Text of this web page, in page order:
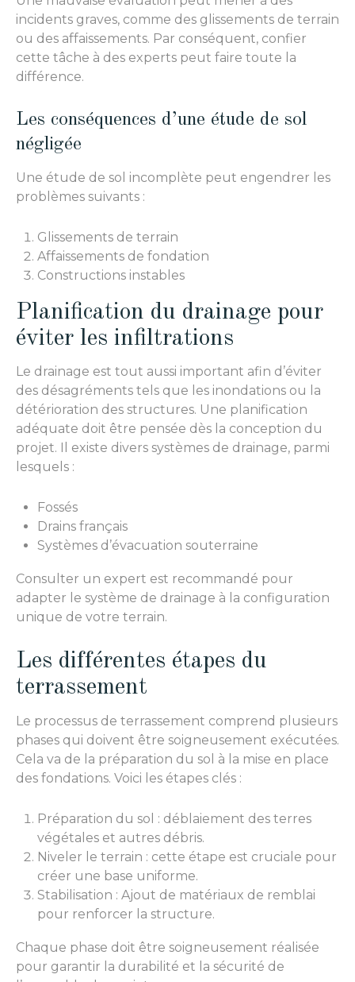
incidents graves, comme des glissements de terrain
ou des affaissements. Par conséquent, confier
cette tâche à des experts peut faire toute la
différence.
Les conséquences d’une étude de sol
négligée
Une étude de sol incomplète peut engendrer les
problèmes suivants :
Glissements de terrain
Affaissements de fondation
Constructions instables
Planification du drainage pour
éviter les infiltrations
Le drainage est tout aussi important afin d’éviter
des désagréments tels que les inondations ou la
détérioration des structures. Une planification
adéquate doit être pensée dès la conception du
projet. Il existe divers systèmes de drainage, parmi
lesquels :
Fossés
Drains français
Systèmes d’évacuation souterraine
Consulter un expert est recommandé pour
adapter le système de drainage à la configuration
unique de votre terrain.
Les différentes étapes du
terrassement
Le processus de terrassement comprend plusieurs
phases qui doivent être soigneusement exécutées.
Cela va de la préparation du sol à la mise en place
des fondations. Voici les étapes clés :
Préparation du sol : déblaiement des terres
végétales et autres débris.
Niveler le terrain : cette étape est cruciale pour
créer une base uniforme.
Stabilisation : Ajout de matériaux de remblai
pour renforcer la structure.
Chaque phase doit être soigneusement réalisée
pour garantir la durabilité et la sécurité de